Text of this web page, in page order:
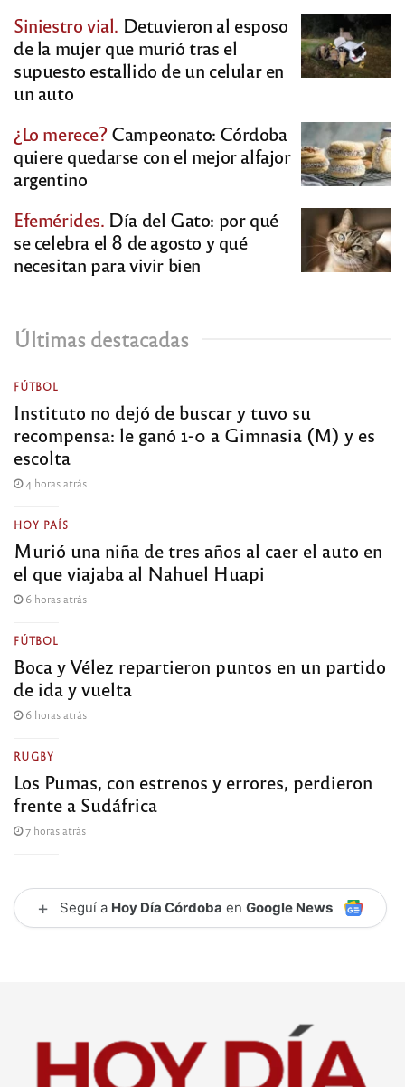
Siniestro vial. Detuvieron al esposo
de la mujer que murió tras el
supuesto estallido de un celular en
un auto
¿Lo merece?Campeonato: Córdoba
quiere quedarse con el mejor alfajor
argentino
Efemérides. Día del Gato: por qué
se celebra el 8 de agosto y qué
necesitan para vivir bien
Últimas destacadas
FÚTBOL
Instituto no dejó de buscar y tuvo su
recompensa: le ganó 1-0 a Gimnasia (M) y es
escolta
4 horas atrás
HOY PAÍS
Murió una niña de tres años al caer el auto en
el que viajaba al Nahuel Huapi
6 horas atrás
FÚTBOL
Boca y Vélez repartieron puntos en un partido
de ida y vuelta
6 horas atrás
RUGBY
Los Pumas, con estrenos y errores, perdieron
frente a Sudáfrica
7 horas atrás
+ Seguí a Hoy Día Córdoba en Google News